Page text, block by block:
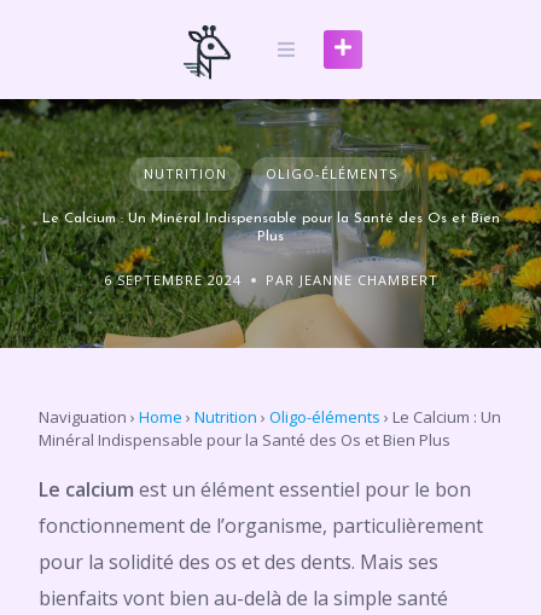
NUTRITION OLIGO-ÉLÉMENTS
Le Calcium : Un Minéral Indispensable pour la Santé des Os et Bien
Plus
6 SEPTEMBRE 2024 PAR JEANNE CHAMBERT
Naviguation › Home › Nutrition › Oligo-éléments › Le Calcium : Un
Minéral Indispensable pour la Santé des Os et Bien Plus
Le calcium est un élément essentiel pour le bon
fonctionnement de l’organisme, particulièrement
pour la solidité des os et des dents. Mais ses
bienfaits vont bien au-delà de la simple santé